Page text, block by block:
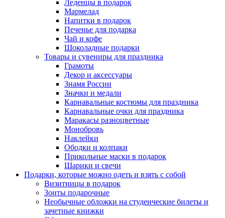
Леденцы в подарок
Мармелад
Напитки в подарок
Печенье для подарка
Чай и кофе
Шоколадные подарки
Товары и сувениры для праздника
Грамоты
Декор и аксессуары
Знамя России
Значки и медали
Карнавальные костюмы для праздника
Карнавальные очки для праздника
Маракасы разноцветные
Монобровь
Наклейки
Ободки и колпаки
Прикольные маски в подарок
Шарики и свечи
Подарки, которые можно одеть и взять с собой
Визитницы в подарок
Зонты подарочные
Необычные обложки на студенческие билеты и
зачетные книжки